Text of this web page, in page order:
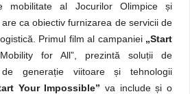
mobilitate al Jocurilor Olimpice și
ca obiectiv furnizarea de servicii de
Primul film al campaniei „Start
for All”, prezintă soluții de
generație viitoare și tehnologii
Your Impossible” va include și o